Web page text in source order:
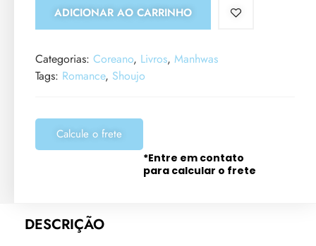
ADICIONAR AO CARRINHO
Categorias: Coreano, Livros, Manhwas
Tags: Romance, Shoujo
Calcule o frete
*Entre em contato
para calcular o frete
DESCRIÇÃO